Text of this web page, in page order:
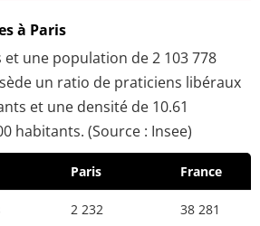
à Paris
et une population de 2 103 778
un ratio de praticiens libéraux
et une densité de 10.61
habitants. (Source : Insee)
Paris France
2 232 38 281